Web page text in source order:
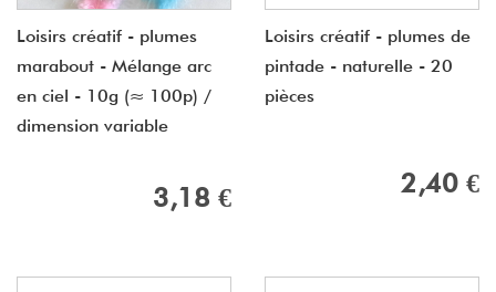
Loisirs créatif - plumes
marabout - Mélange arc
en ciel - 10g (≈ 100p) /
dimension variable
3,18 €
Loisirs créatif - plumes de
pintade - naturelle - 20
pièces
2,40 €